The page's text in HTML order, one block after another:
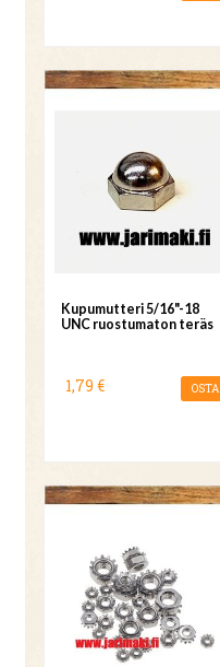
Kupumutteri 5/16"-18
UNC ruostumaton teräs
1,79 € OSTA